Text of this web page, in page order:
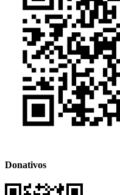
Donativos